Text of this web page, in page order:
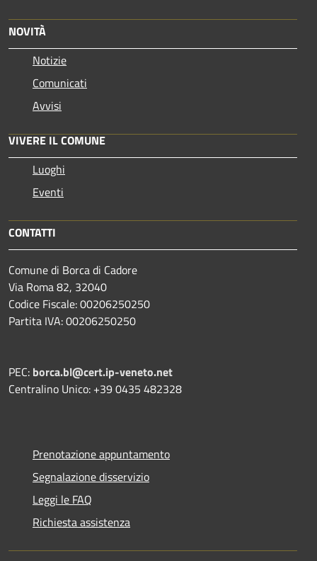
NOVITÀ
Notizie
Comunicati
Avvisi
VIVERE IL COMUNE
Luoghi
Eventi
CONTATTI
Comune di Borca di Cadore
Via Roma 82, 32040
Codice Fiscale: 00206250250
Partita IVA: 00206250250
PEC: borca.bl@cert.ip-veneto.net
Centralino Unico: +39 0435 482328
Prenotazione appuntamento
Segnalazione disservizio
Leggi le FAQ
Richiesta assistenza